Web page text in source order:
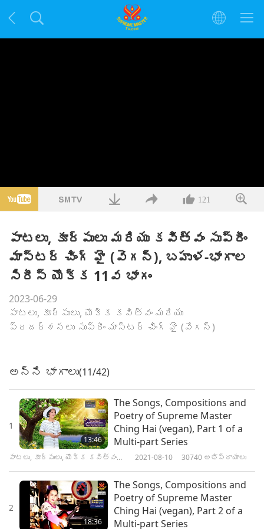
121
పాటలు, కూర్పులు మరియు కవిత్వం సుప్రీం
మాస్టర్ చింగ్ హై (వెగన్), బహుళ-భాగాల
సిరీస్ యొక్క 11వ భాగం
2023-06-29
పాటలు, కూర్పులు, యొక్క కవిత్వం మరియు
ప్రదర్శనలు సుప్రీం మాస్టర్ చింగ్ హై (వేగన్)
అన్ని భాగాలు(11/42)
1
13:46
The Songs, Compositions and
Poetry of Supreme Master
Ching Hai (vegan), Part 1 of a
Multi-part Series
పాటలు, కూర్పులు, యొక్క కవిత్వం
2021-08-10 30740 అభిప్రాయాలు
2
18:36
The Songs, Compositions and
Poetry of Supreme Master
Ching Hai (vegan), Part 2 of a
Multi-part Series